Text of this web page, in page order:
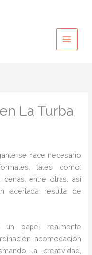
La Turba
se hace necesario
tales como:
cenas, entre otras, así
acertada resulta de
papel realmente
acomodación
la creatividad,